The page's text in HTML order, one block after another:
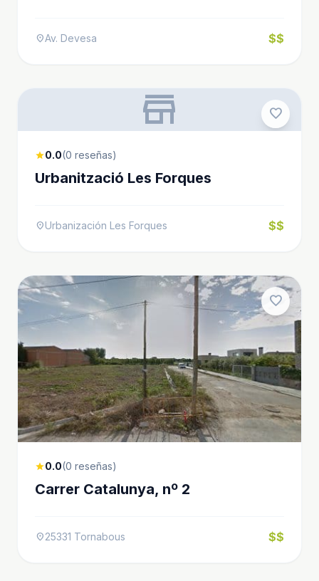
location_onAv. Devesa $$
favorite
store
star0.0(0 reseñas)
Urbanització Les Forques
location_onUrbanización Les Forques $$
favorite
star0.0(0 reseñas)
Carrer Catalunya, nº 2
location_on25331 Tornabous $$